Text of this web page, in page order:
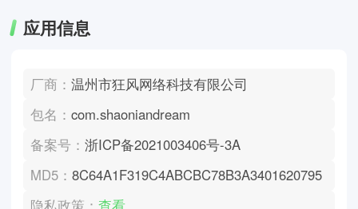
应用信息
厂商：温州市狂风网络科技有限公司
包名：com.shaoniandream
备案号：浙ICP备2021003406号-3A
MD5：8C64A1F319C4ABCBC78B3A3401620795